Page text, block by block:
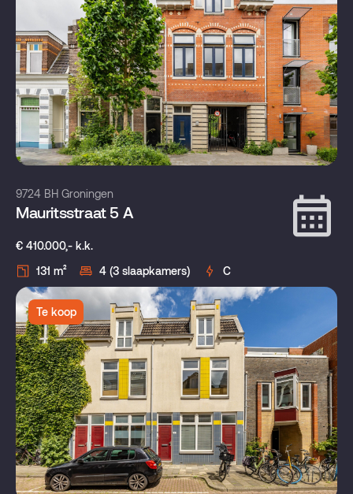
9724 BH Groningen
Mauritsstraat 5 A
€ 410.000,- k.k.
131 m²
4 (3 slaapkamers) C
Te koop